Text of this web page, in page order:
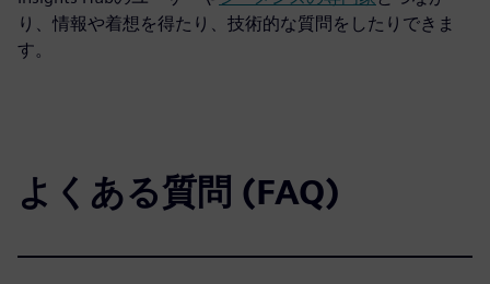
り、情報や着想を得たり、技術的な質問をしたりできま
す。
よくある質問 (FAQ)